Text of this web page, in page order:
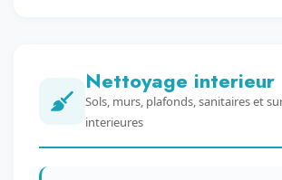
Nettoyage interieur
Sols, murs, plafonds, sanitaires et
interieures